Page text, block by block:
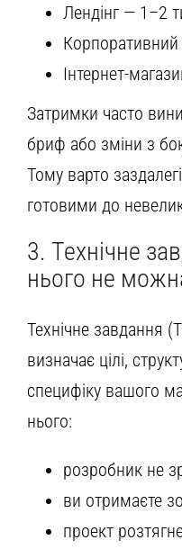
Лендінг — 1–2
Інтернет-
Затримки часто
бриф або зміни з
Тому варто
готовими до
3. Технічне
нього не
Технічне завдання
визначає цілі,
специфіку вашого
нього:
розробник не
ви отримаєте
проект